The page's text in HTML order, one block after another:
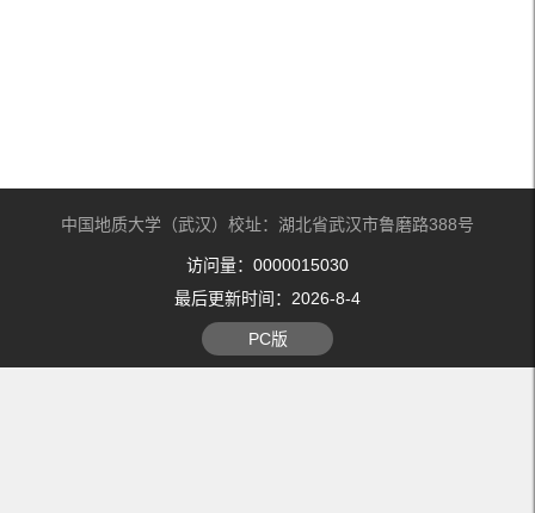
中国地质大学（武汉）校址：湖北省武汉市鲁磨路388号
访问量： 0000015030
最后更新时间： 2026-8-4
PC版